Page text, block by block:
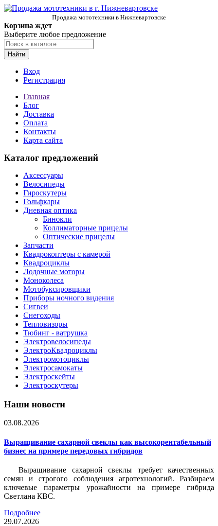
Продажа мототехники в Нижневартовске
Корзина ждет
Выберите любое предложение
Найти
Вход
Регистрация
Главная
Блог
Доставка
Оплата
Контакты
Карта сайта
Каталог предложений
Аксессуары
Велосипеды
Гироскутеры
Гольфкары
Дневная оптика
Бинокли
Коллиматорные прицелы
Оптические прицелы
Запчасти
Квадрокоптеры с камерой
Квадроциклы
Лодочные моторы
Моноколеса
Мотобуксировщики
Приборы ночного видения
Сигвеи
Снегоходы
Тепловизоры
Тюбинг - ватрушка
Электровелосипеды
ЭлектроКвадроциклы
Электромотоциклы
Электросамокаты
Электроскейты
Электроскутеры
Наши новости
03.08.2026
Выращивание сахарной свеклы как высокорентабельный
бизнес на примере передовых гибридов
Выращивание сахарной свеклы требует качественных
семян и строгого соблюдения агротехнологий. Разбираем
ключевые параметры урожайности на примере гибрида
Светлана КВС.
Подробнее
29.07.2026